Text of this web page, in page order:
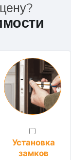
Установка
замков